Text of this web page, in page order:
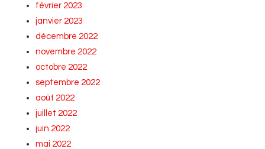
février 2023
janvier 2023
décembre 2022
novembre 2022
octobre 2022
septembre 2022
août 2022
juillet 2022
juin 2022
mai 2022